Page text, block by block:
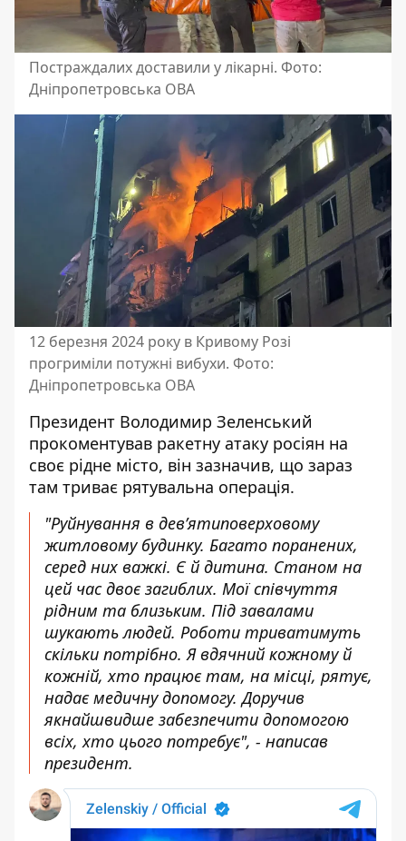
Постраждалих доставили у лікарні. Фото:
Дніпропетровська ОВА
12 березня 2024 року в Кривому Розі
прогриміли потужні вибухи. Фото:
Дніпропетровська ОВА
Президент Володимир Зеленський
прокоментував ракетну атаку росіян на
своє рідне місто, він зазначив, що зараз
там триває рятувальна операція.
"Руйнування в дев’ятиповерховому
житловому будинку. Багато поранених,
серед них важкі. Є й дитина. Станом на
цей час двоє загиблих. Мої співчуття
рідним та близьким. Під завалами
шукають людей. Роботи триватимуть
скільки потрібно. Я вдячний кожному й
кожній, хто працює там, на місці, рятує,
надає медичну допомогу. Доручив
якнайшвидше забезпечити допомогою
всіх, хто цього потребує", - написав
президент.